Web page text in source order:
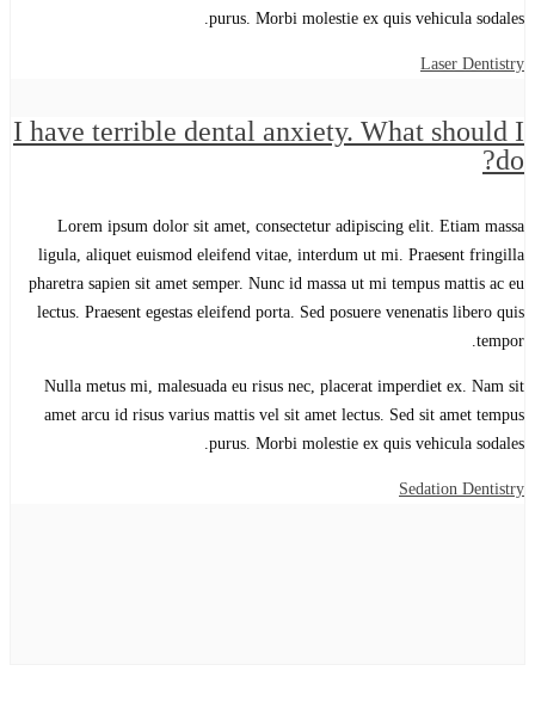
purus. Morbi molestie ex quis vehicula sodales.
Laser Dentistry
I have terrible dental anxiety. What should I
do?
Lorem ipsum dolor sit amet, consectetur adipiscing elit. Etiam massa
ligula, aliquet euismod eleifend vitae, interdum ut mi. Praesent fringilla
pharetra sapien sit amet semper. Nunc id massa ut mi tempus mattis ac eu
lectus. Praesent egestas eleifend porta. Sed posuere venenatis libero quis
tempor.
Nulla metus mi, malesuada eu risus nec, placerat imperdiet ex. Nam sit
amet arcu id risus varius mattis vel sit amet lectus. Sed sit amet tempus
purus. Morbi molestie ex quis vehicula sodales.
Sedation Dentistry